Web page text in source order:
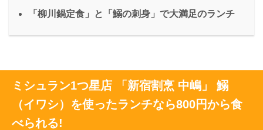
「柳川鍋定食」と「鰯の刺身」で大満足のランチ
ミシュラン1つ星店 「新宿割烹 中嶋」 鰯
（イワシ）を使ったランチなら800円から食
べられる!